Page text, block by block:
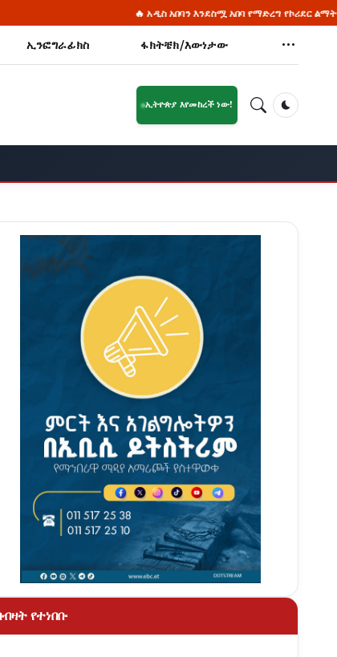
🔥 አዲስ አበባን እንደስሟ አበባ የማድረግ የኮሪደር ልማት ሥራ ወሳኝ
ኢንፎግራፊክስ ፋክትቼክ/እውነታው
ኢትዮጵያ እየመከረች ነው!
Dark
የተነበቡ